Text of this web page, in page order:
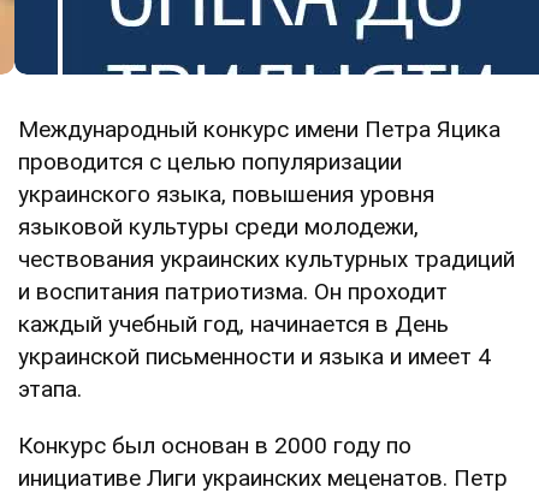
Международный конкурс имени Петра Яцика
проводится с целью популяризации
украинского языка, повышения уровня
языковой культуры среди молодежи,
чествования украинских культурных традиций
и воспитания патриотизма. Он проходит
каждый учебный год, начинается в День
украинской письменности и языка и имеет 4
этапа.
Конкурс был основан в 2000 году по
инициативе Лиги украинских меценатов. Петр